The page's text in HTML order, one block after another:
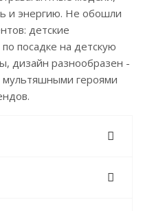
и энергию. Не обошли
детские
посадке на детскую
дизайн разнообразен -
героями